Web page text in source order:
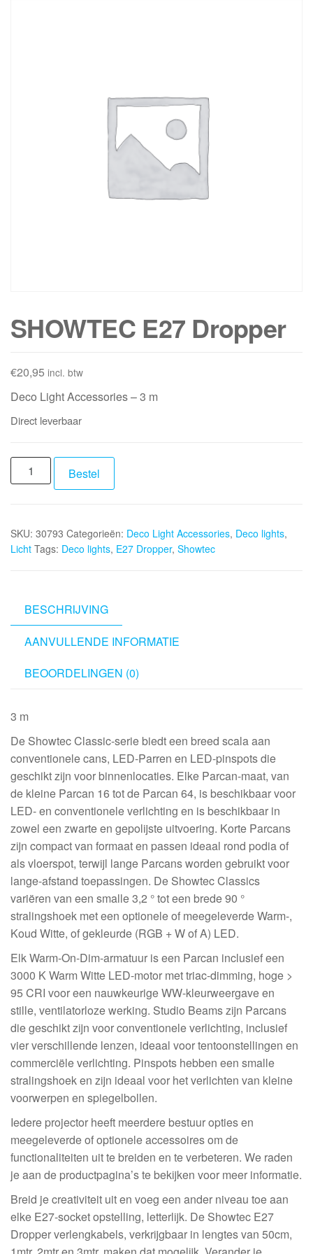
SHOWTEC E27 Dropper
€20,95 incl. btw
Deco Light Accessories – 3 m
Direct leverbaar
SHOWTEC
E27
Bestel
SKU: 30793 Categorieën: Deco Light Accessories, Deco lights,
Licht Tags: Deco lights, E27 Dropper, Showtec
BESCHRIJVING
AANVULLENDE INFORMATIE
BEOORDELINGEN (0)
3 m
De Showtec Classic-serie biedt een breed scala aan
conventionele cans, LED-Parren en LED-pinspots die
geschikt zijn voor binnenlocaties. Elke Parcan-maat, van
de kleine Parcan 16 tot de Parcan 64, is beschikbaar voor
LED- en conventionele verlichting en is beschikbaar in
zowel een zwarte en gepolijste uitvoering. Korte Parcans
zijn compact van formaat en passen ideaal rond podia of
als vloerspot, terwijl lange Parcans worden gebruikt voor
lange-afstand toepassingen. De Showtec Classics
variëren van een smalle 3,2 ° tot een brede 90 °
stralingshoek met een optionele of meegeleverde Warm-,
Koud Witte, of gekleurde (RGB + W of A) LED.
Elk Warm-On-Dim-armatuur is een Parcan inclusief een
3000 K Warm Witte LED-motor met triac-dimming, hoge >
95 CRI voor een nauwkeurige WW-kleurweergave en
stille, ventilatorloze werking. Studio Beams zijn Parcans
die geschikt zijn voor conventionele verlichting, inclusief
vier verschillende lenzen, ideaal voor tentoonstellingen en
commerciële verlichting. Pinspots hebben een smalle
stralingshoek en zijn ideaal voor het verlichten van kleine
voorwerpen en spiegelbollen.
Iedere projector heeft meerdere bestuur opties en
meegeleverde of optionele accessoires om de
functionaliteiten uit te breiden en te verbeteren. We raden
je aan de productpagina’s te bekijken voor meer informatie.
Breid je creativiteit uit en voeg een ander niveau toe aan
elke E27-socket opstelling, letterlijk. De Showtec E27
Dropper verlengkabels, verkrijgbaar in lengtes van 50cm,